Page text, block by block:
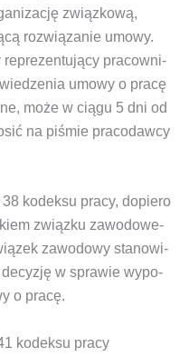
związ­ko­wą,
roz­wią­za­nie umo­wy.
repre­zen­tu­ją­cy pra­cow­ni­
umo­wy o pra­cę
może w cią­gu 5 dni od
na piśmie pra­co­daw­cy
kodek­su pra­cy, dopie­ro
związ­ku zawo­do­we­
zawo­do­wy sta­no­wi­
w spra­wie wypo­
o pracę.
kodeksu pracy